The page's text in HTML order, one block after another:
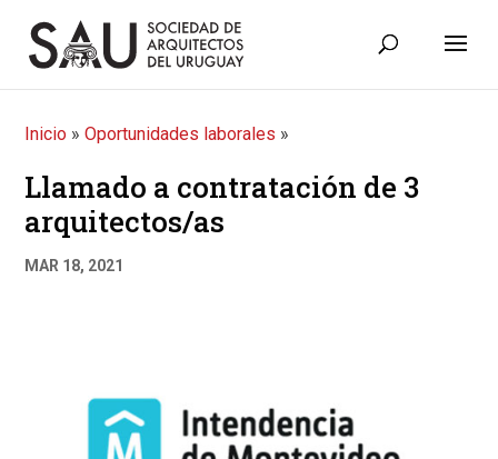
Inicio »Oportunidades laborales »
Llamado a contratación de 3
arquitectos/as
MAR 18, 2021